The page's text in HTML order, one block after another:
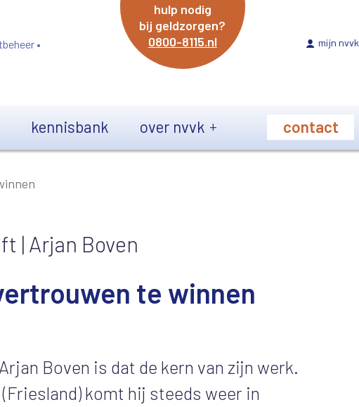
•
hulp nodig
bij geldzorgen?
0800-8115.nl
mijn nvvk
kennisbank over nvvk contact
| Arjan Boven
te winnen
Boven is dat de kern van zijn werk.
komt hij steeds weer in